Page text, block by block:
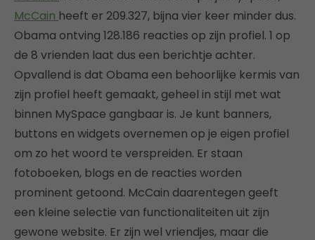
McCain heeft er 209.327, bijna vier keer minder dus.
Obama ontving 128.186 reacties op zijn profiel. 1 op
de 8 vrienden laat dus een berichtje achter.
Opvallend is dat Obama een behoorlijke kermis van
zijn profiel heeft gemaakt, geheel in stijl met wat
binnen MySpace gangbaar is. Je kunt banners,
buttons en widgets overnemen op je eigen profiel
om zo het woord te verspreiden. Er staan
fotoboeken, blogs en de reacties worden
prominent getoond. McCain daarentegen geeft
een kleine selectie van functionaliteiten uit zijn
gewone website. Er zijn wel vriendjes, maar die